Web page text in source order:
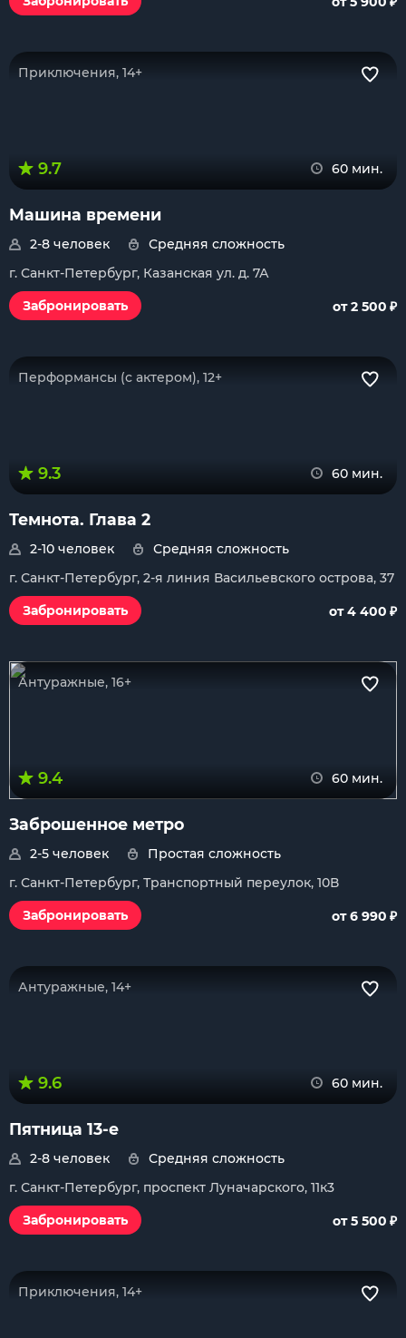
Приключения, 14+
9.7 60 мин.
Машина времени
2-8 человек
Средняя сложность
г. Санкт-Петербург, Казанская ул. д. 7А
Забронировать
от 2 500 ₽
Перформансы (с актером), 12+
9.3 60 мин.
Темнота. Глава 2
2-10 человек
Средняя сложность
г. Санкт-Петербург, 2-я линия Васильевского острова, 37
Забронировать
от 4 400 ₽
Антуражные, 16+
9.4 60 мин.
Заброшенное метро
2-5 человек
Простая сложность
г. Санкт-Петербург, Транспортный переулок, 10В
Забронировать
от 6 990 ₽
Антуражные, 14+
9.6 60 мин.
Пятница 13-е
2-8 человек
Средняя сложность
г. Санкт-Петербург, проспект Луначарского, 11к3
Забронировать
от 5 500 ₽
Приключения, 14+